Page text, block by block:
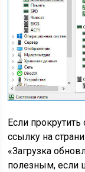
Если
ссылку на
«Загрузка
полезным, если